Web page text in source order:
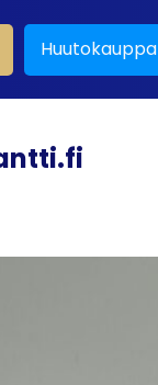
Huutokauppa